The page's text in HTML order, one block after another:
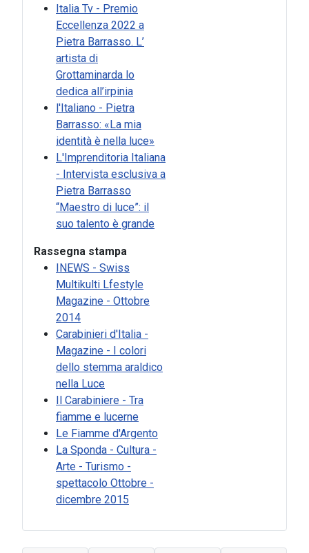
Italia Tv - Premio
Eccellenza 2022 a
Pietra Barrasso. L’
artista di
Grottaminarda lo
dedica all’irpinia
l'Italiano - Pietra
Barrasso: «La mia
identità è nella luce»
L'Imprenditoria Italiana
- Intervista esclusiva a
Pietra Barrasso
“Maestro di luce”: il
suo talento è grande
Rassegna stampa
INEWS - Swiss
Multikulti Lfestyle
Magazine - Ottobre
2014
Carabinieri d'Italia -
Magazine - I colori
dello stemma araldico
nella Luce
Il Carabiniere - Tra
fiamme e lucerne
Le Fiamme d'Argento
La Sponda - Cultura -
Arte - Turismo -
spettacolo Ottobre -
dicembre 2015